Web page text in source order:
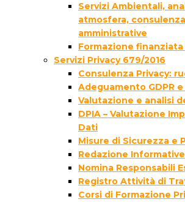
Servizi Ambientali,
atmosfera,
amministrative
Formazione
Servizi Privacy 679/2016
Consulenza Privacy:
Adeguamento GDPR
Valutazione e analisi
DPIA – Valutazione
Dati
Misure di Sicurezza e
Redazione
Nomina Responsabili
Registro Attività di
Corsi di Formazione